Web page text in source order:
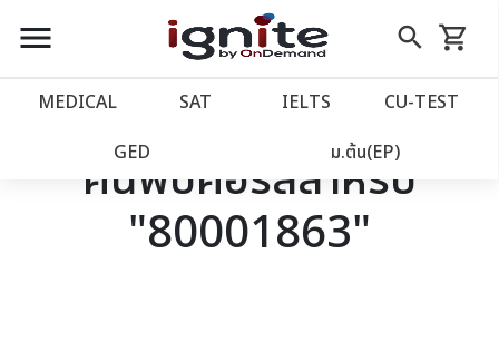
close
account_balance หน้าแรก
เว็บไซต์อิกไนท์
โปรโมชั่น
menu search
Skip
to
shopping_cart
รถเข็น
MEDICAL SAT IELTS CU‑TEST
GED ม.ต้น(EP)
ค้นพบคอร์สสำหรับ
"80001863"